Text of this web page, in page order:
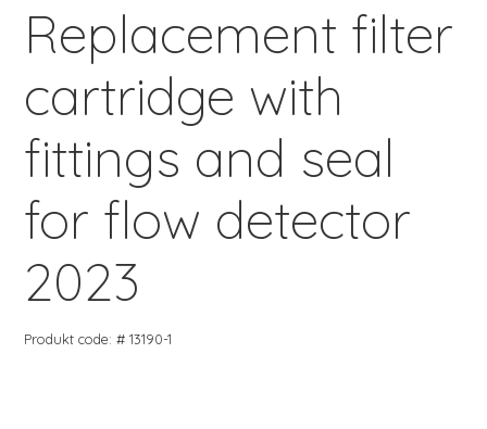
Replacement filter
cartridge with
fittings and seal
for flow detector
2023
Produkt code: # 13190-1